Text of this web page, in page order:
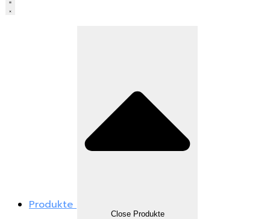
Produkte
Close Produkte